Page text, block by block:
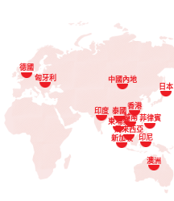
香港
中國內地
日本
澳洲
柬埔寨
德國
匈牙利
印度
印尼
馬來西亞
菲律賓
新加坡
泰國
越南